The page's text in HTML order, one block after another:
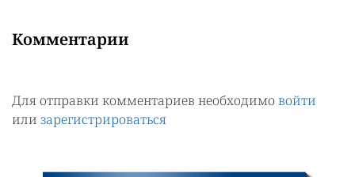
Комментарии
Для отправки комментариев необходимо войти
или зарегистрироваться